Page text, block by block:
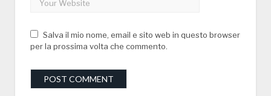
Salva il mio nome, email e sito web in questo browser
per la prossima volta che commento.